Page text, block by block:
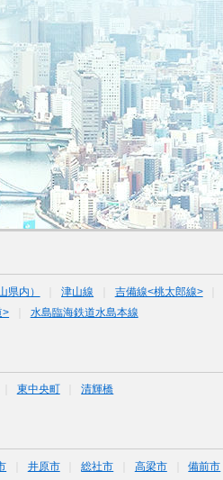
県内） 津山線 吉備線<桃太郎線>
> 水島臨海鉄道水島本線
東中央町 清輝橋
井原市 総社市 高梁市 備前市